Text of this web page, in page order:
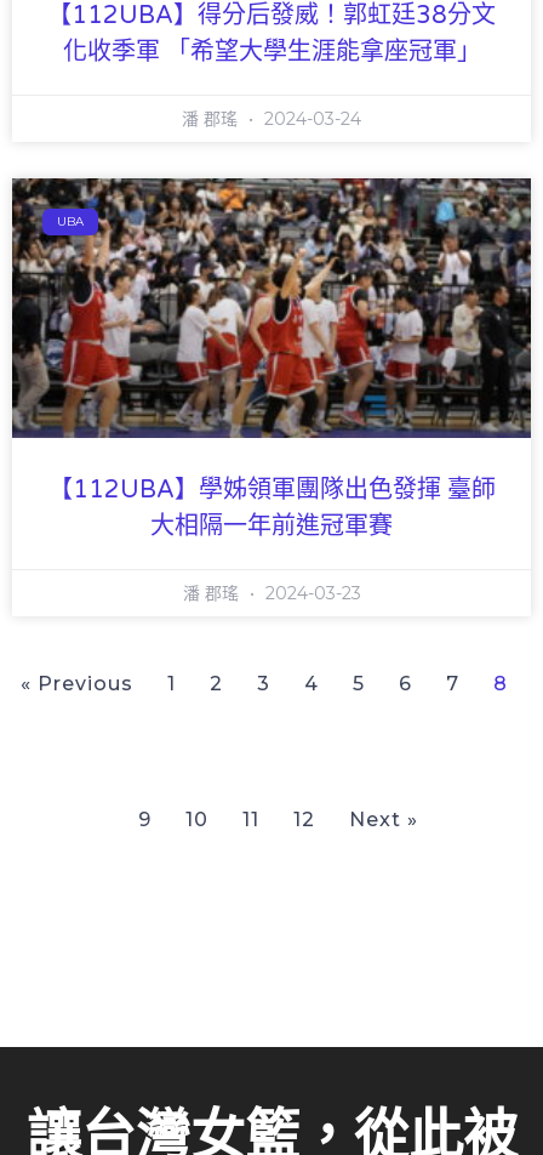
【112UBA】得分后發威！郭虹廷38分文
化收季軍 「希望大學生涯能拿座冠軍」
潘 郡瑤 2024-03-24
UBA
【112UBA】學姊領軍團隊出色發揮 臺師
大相隔一年前進冠軍賽
潘 郡瑤 2024-03-23
« Previous 1 2 3 4 5 6 7 8
9 10 11 12 Next »
讓台灣女籃，從此被